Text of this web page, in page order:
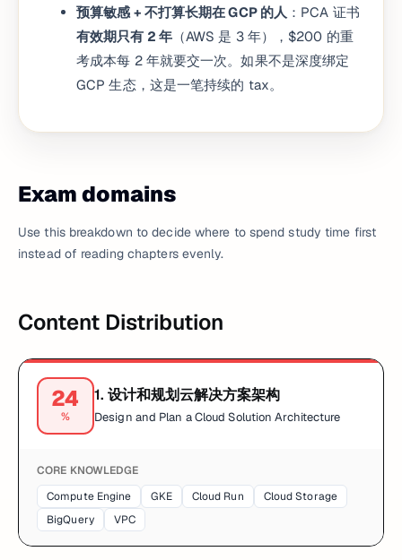
预算敏感 + 不打算长期在 GCP 的人 ：PCA 证书
有效期只有 2 年（AWS 是 3 年），$200 的重
考成本每 2 年就要交一次。如果不是深度绑定
GCP 生态，这是一笔持续的 tax。
Exam domains
Use this breakdown to decide where to spend study time first
instead of reading chapters evenly.
Content Distribution
24
%
1. 设计和规划云解决方案架构
Design and Plan a Cloud Solution Architecture
CORE KNOWLEDGE
Compute Engine
GKE Cloud Run
Cloud Storage
BigQuery
VPC